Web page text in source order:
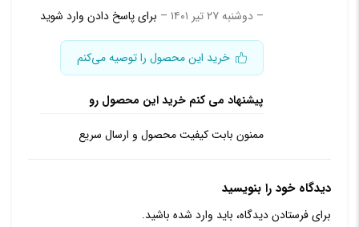
– دوشنبه ۲۷ تیر ۱۴۰۱ – برای پاسخ دادن وارد شوید
خرید این محصول را توصیه می‌کنم
پیشنهاد می کنم خرید این محصول رو
ممنون بابت کیفیت محصول و ارسال سریع
دیدگاه خود را بنویسید
برای فرستادن دیدگاه، باید وارد شده باشید.